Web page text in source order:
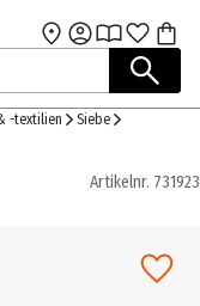
-textilien
Siebe
Artikelnr. 731923